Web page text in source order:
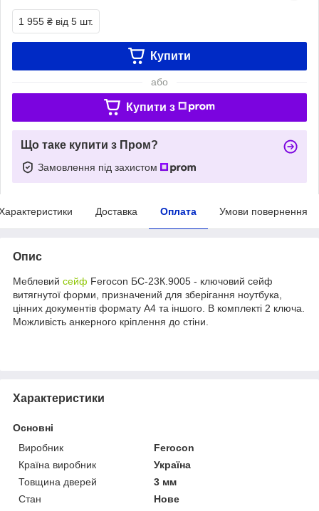
1 955 ₴ від 5 шт.
Купити
або
Купити з
Що таке купити з Пром?
Замовлення під захистом
Доставка Оплата Умови повернення
Опис
Меблевий сейф Ferocon БС-23К.9005 - ключовий сейф
витягнутої форми, призначений для зберігання ноутбука,
цінних документів формату А4 та іншого. В комплекті 2 ключа.
Можливість анкерного кріплення до стіни.
Характеристики
Основні
Виробник
Ferocon
Країна виробник
Україна
Товщина дверей
3 мм
Стан
Нове